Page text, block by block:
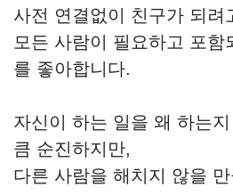
사전 연결없이 친구가 되려
모든 사람이 필요하고 포함
를 좋아합니다.
자신이 하는 일을 왜 하는
큼 순진하지만,
다른 사람을 해치지 않을